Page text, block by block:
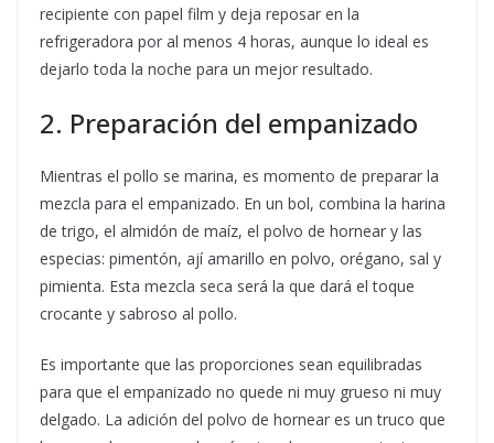
recipiente con papel film y deja reposar en la
refrigeradora por al menos 4 horas, aunque lo ideal es
dejarlo toda la noche para un mejor resultado.
2. Preparación del empanizado
Mientras el pollo se marina, es momento de preparar la
mezcla para el empanizado. En un bol, combina la harina
de trigo, el almidón de maíz, el polvo de hornear y las
especias: pimentón, ají amarillo en polvo, orégano, sal y
pimienta. Esta mezcla seca será la que dará el toque
crocante y sabroso al pollo.
Es importante que las proporciones sean equilibradas
para que el empanizado no quede ni muy grueso ni muy
delgado. La adición del polvo de hornear es un truco que